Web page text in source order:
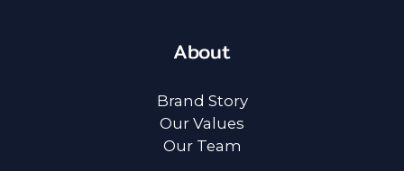
About
Brand Story
Our Values
Our Team